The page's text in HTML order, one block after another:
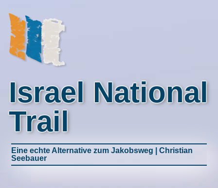
Israel National
Trail
Eine echte Alternative zum Jakobsweg | Christian
Seebauer